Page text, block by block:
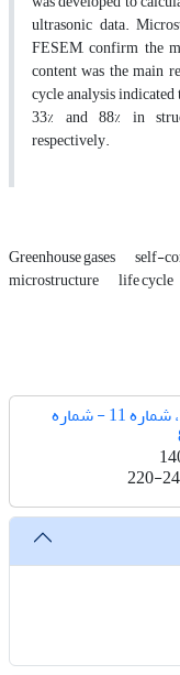
ultrasonic data.
FESEM, confirm the
content was the main
cycle analysis indicated
33% and 88% in
respectively.
Greenhouse gases self-
microstructure life cycle
دوره 11، شماره 11 - شماره
220-